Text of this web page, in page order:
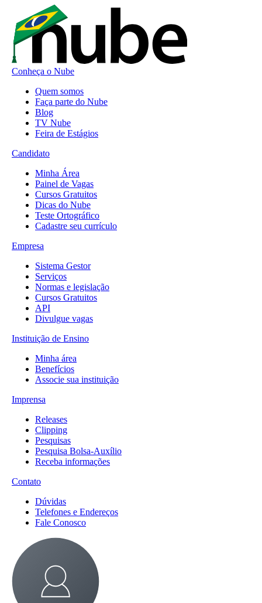
Conheça o Nube
Quem somos
Faça parte do Nube
Blog
TV Nube
Feira de Estágios
Candidato
Minha Área
Painel de Vagas
Cursos Gratuitos
Dicas do Nube
Teste Ortográfico
Cadastre seu currículo
Empresa
Sistema Gestor
Serviços
Normas e legislação
Cursos Gratuitos
API
Divulgue vagas
Instituição de Ensino
Minha área
Benefícios
Associe sua instituição
Imprensa
Releases
Clipping
Pesquisas
Pesquisa Bolsa-Auxílio
Receba informações
Contato
Dúvidas
Telefones e Endereços
Fale Conosco